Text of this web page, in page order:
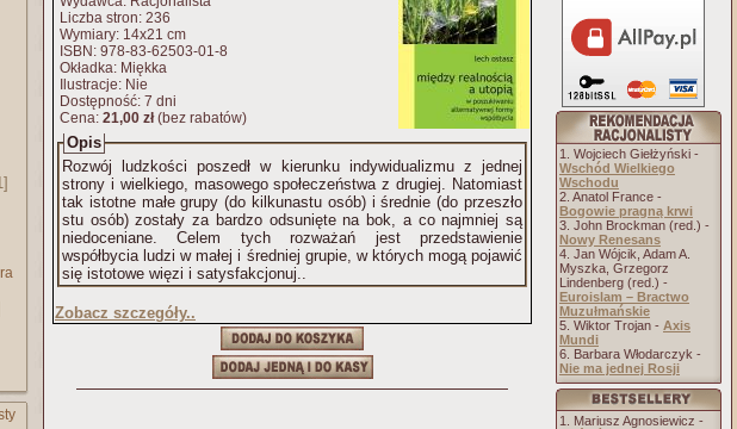
Liczba stron: 236
Wymiary: 14x21 cm
ISBN: 978-83-62503-01-8
Okładka: Miękka
Ilustracje: Nie
Dostępność: 7 dni
Cena: 21,00 zł(bez rabatów)
Opis
Rozwój ludzkości poszedł w kierunku indywidualizmu z jednej
strony i wielkiego, masowego społeczeństwa z drugiej. Natomiast
tak istotne małe grupy (do kilkunastu osób) i średnie (do przeszło
stu osób) zostały za bardzo odsunięte na bok, a co najmniej są
niedoceniane. Celem tych rozważań jest przedstawienie
współbycia ludzi w małej i średniej grupie, w których mogą pojawić
się istotowe więzi i satysfakcjonuj..
Zobacz szczegóły..
1. Wojciech Giełżyński -
Wschód Wielkiego
Wschodu
2. Anatol France -
Bogowie pragną krwi
3. John Brockman (red.) -
Nowy Renesans
4. Jan Wójcik, Adam A.
Myszka, Grzegorz
Lindenberg (red.) -
Euroislam – Bractwo
Muzułmańskie
5. Wiktor Trojan - Axis
Mundi
6. Barbara Włodarczyk -
Nie ma jednej Rosji
1. Mariusz Agnosiewicz -